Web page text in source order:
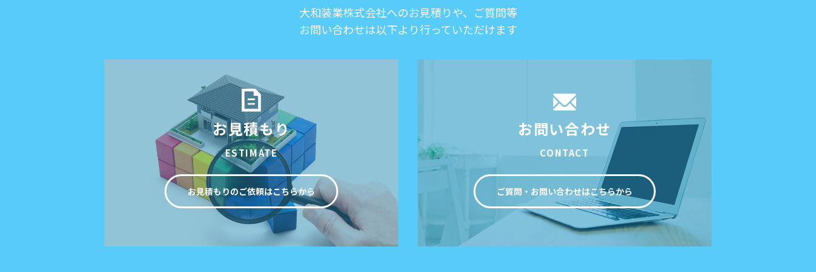
大和装業株式会社へのお見積りや、ご質問等
お問い合わせは以下より行っていただけます
お見積もり
ESTIMATE
お見積もりのご依頼はこちらから
お問い合わせ
CONTACT
ご質問・お問い合わせはこちらから